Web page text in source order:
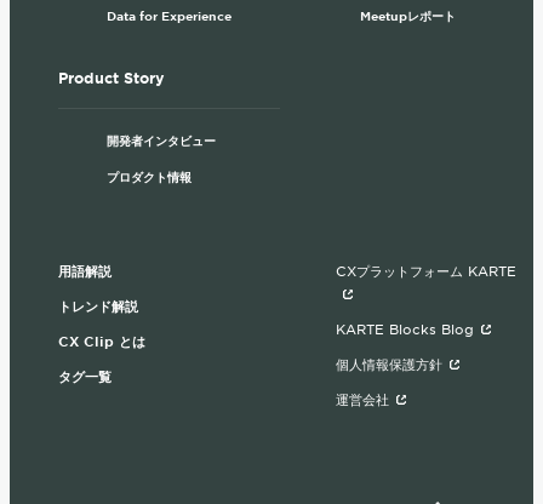
Data for Experience Meetupレポート
Product Story
開発者インタビュー
プロダクト情報
用語解説
トレンド解説
CX Clip とは
タグ一覧
CXプラットフォーム KARTE
KARTE Blocks Blog
個人情報保護方針
運営会社